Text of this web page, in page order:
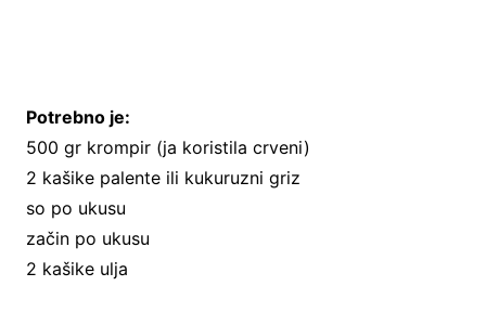
Potrebno je:
500 gr krompir (ja koristila crveni)
2 kašike palente ili kukuruzni griz
so po ukusu
začin po ukusu
2 kašike ulja